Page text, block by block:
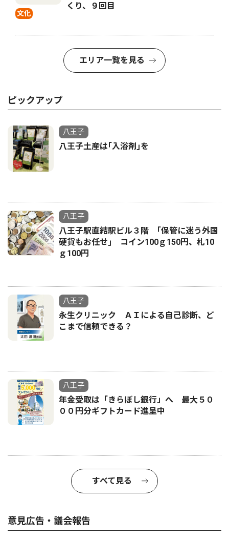
文化
くり、９回目
エリア一覧を見る
ピックアップ
八王子
八王子土産は｢入浴剤｣を
八王子
八王子駅直結駅ビル３階 ｢保管に迷う外国
硬貨もお任せ｣ コイン100ｇ150円、札10
ｇ100円
八王子
永生クリニック ＡＩによる自己診断、ど
こまで信頼できる？
八王子
年金受取は「きらぼし銀行」へ 最大５０
００円分ギフトカード進呈中
すべて見る
意見広告・議会報告